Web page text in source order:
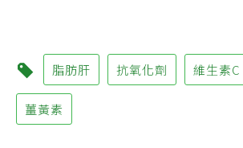
脂肪肝 抗氧化劑 維生素C
薑黃素